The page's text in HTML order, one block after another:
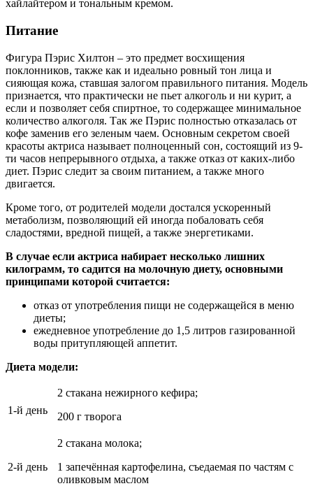
хайлайтером и тональным кремом.
Питание
Фигура Пэрис Хилтон – это предмет восхищения
поклонников, также как и идеально ровный тон лица и
сияющая кожа, ставшая залогом правильного питания. Модель
признается, что практически не пьет алкоголь и ни курит, а
если и позволяет себя спиртное, то содержащее минимальное
количество алкоголя. Так же Пэрис полностью отказалась от
кофе заменив его зеленым чаем. Основным секретом своей
красоты актриса называет полноценный сон, состоящий из 9-
ти часов непрерывного отдыха, а также отказ от каких-либо
диет. Пэрис следит за своим питанием, а также много
двигается.
Кроме того, от родителей модели достался ускоренный
метаболизм, позволяющий ей иногда побаловать себя
сладостями, вредной пищей, а также энергетиками.
В случае если актриса набирает несколько лишних
килограмм, то садится на молочную диету, основными
принципами которой считается:
отказ от употребления пищи не содержащейся в меню
диеты;
ежедневное употребление до 1,5 литров газированной
воды притупляющей аппетит.
Диета модели:
1-й день
2 стакана нежирного кефира;
200 г творога
2-й день
2 стакана молока;
1 запечённая картофелина, съедаемая по частям с
оливковым маслом